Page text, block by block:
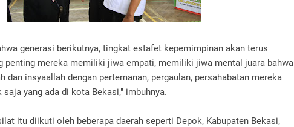
generasi berikutnya, tingkat estafet kepemimpinan akan terus
penting mereka memiliki jiwa empati, memiliki jiwa mental juara bahwa
dan insyaallah dengan pertemanan, pergaulan, persahabatan mereka
yang ada di kota Bekasi," imbuhnya.
itu diikuti oleh beberapa daerah seperti Depok, Kabupaten Bekasi,